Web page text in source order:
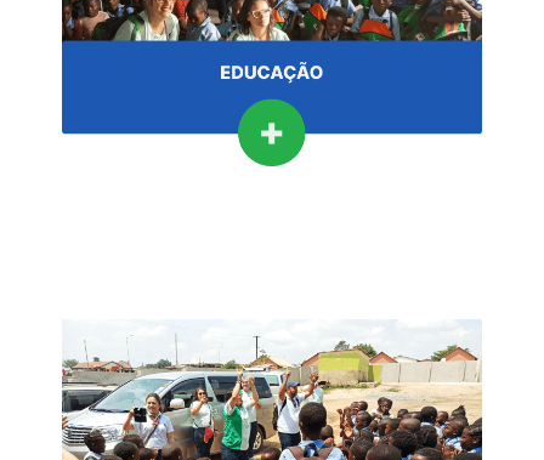
Por meio de doações, podemos arrecadar
fundos para oferecer um espaço e sistema
melhores para que crianças e adolescentes
africanos estudem e criem um futuro
sustentável para suas vidas e carreiras.
que trabalhamos, concedendo-lhes
atividades como esportes, leituras e grupos
culturais.